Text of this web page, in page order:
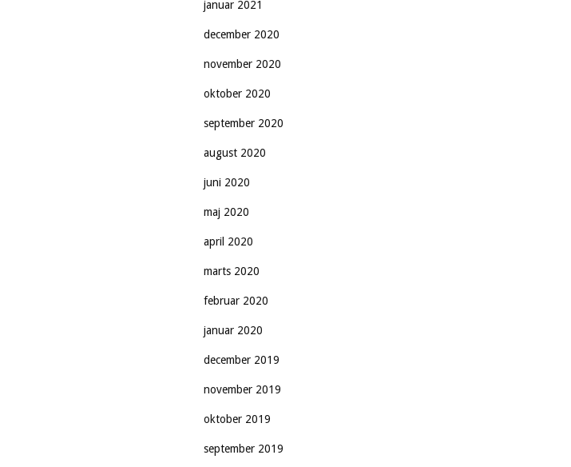
januar 2021
december 2020
november 2020
oktober 2020
september 2020
august 2020
juni 2020
maj 2020
april 2020
marts 2020
februar 2020
januar 2020
december 2019
november 2019
oktober 2019
september 2019